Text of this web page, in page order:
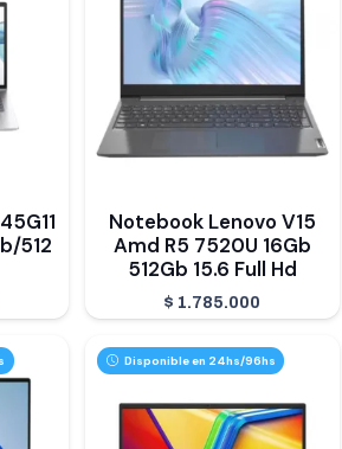
512
Notebook Lenovo V15
Amd R5 7520U 16Gb
512Gb 15.6 Full Hd
$ 1.785.000
Disponible en 24hs/96hs